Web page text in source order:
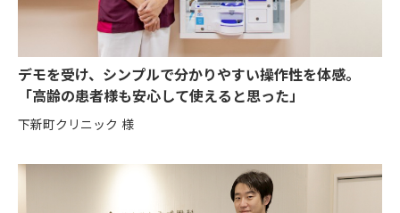
デモを受け、シンプルで分かりやすい操作性を体感。
「高齢の患者様も安心して使えると思った」
下新町クリニック 様